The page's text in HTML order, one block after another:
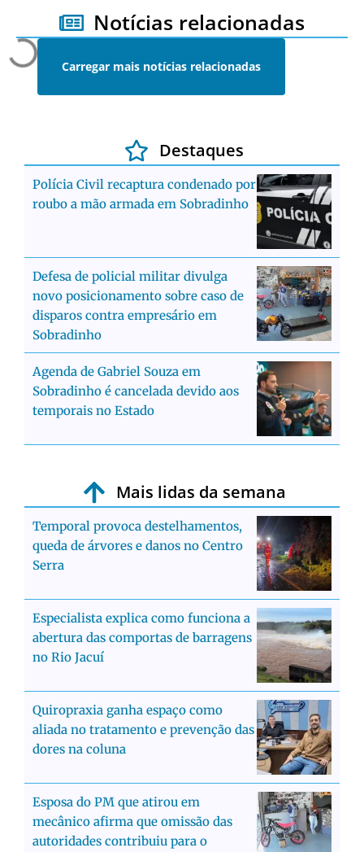
Notícias relacionadas
Carregar mais notícias relacionadas
Destaques
Polícia Civil recaptura condenado por
roubo a mão armada em Sobradinho
Defesa de policial militar divulga
novo posicionamento sobre caso de
disparos contra empresário em
Sobradinho
Agenda de Gabriel Souza em
Sobradinho é cancelada devido aos
temporais no Estado
Mais lidas da semana
Temporal provoca destelhamentos,
queda de árvores e danos no Centro
Serra
Especialista explica como funciona a
abertura das comportas de barragens
no Rio Jacuí
Quiropraxia ganha espaço como
aliada no tratamento e prevenção das
dores na coluna
Esposa do PM que atirou em
mecânico afirma que omissão das
autoridades contribuiu para o